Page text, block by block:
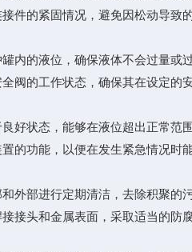
的紧固情况，避免因松动导致的
的液位，确保液体不会过量或过
的工作状态，确保其在设定的安
状态，能够在液位超出正常范围
功能，以便在发生紧急情况时能
部进行定期清洁，去除积聚的污
头和金属表面，采取适当的防腐